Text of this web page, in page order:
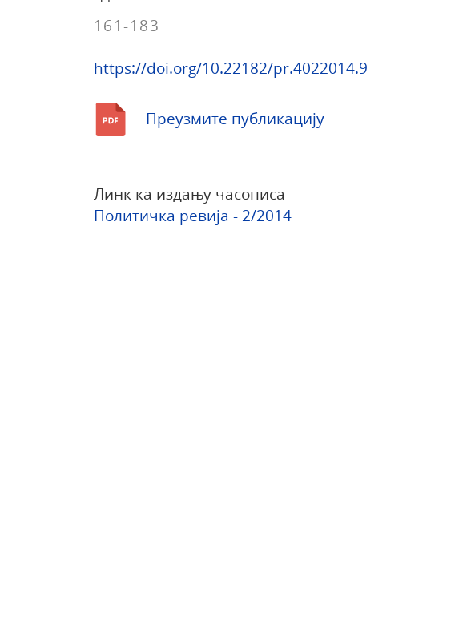
161-183
https://doi.org/10.22182/pr.4022014.9
Преузмите публикацију
Линк ка издању часописа
Политичка ревија - 2/2014